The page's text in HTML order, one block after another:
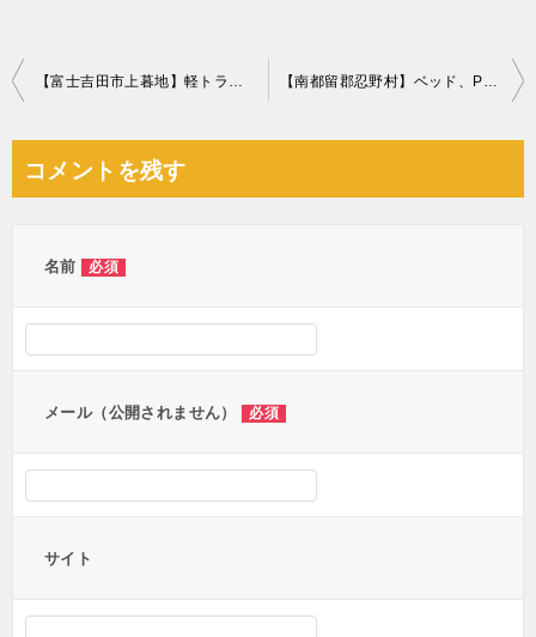
投
ビ
【富士吉田市上暮地】軽トラック1台程度の出張回収・処分ご依頼 【南都留郡忍野村】ベッド、PCモニター、椅子、スピーカーなどの出張不用品回収・処分ご依頼
コメントを残す
名前 必須
メール（公開されません） 必須
サイト